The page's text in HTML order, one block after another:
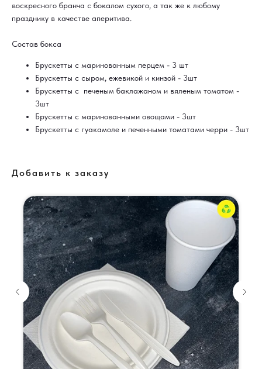
воскресного бранча с бокалом сухого, а так же к любому
празднику в качестве аперитива.
Состав бокса
Брускетты с маринованным перцем - 3 шт
Брускетты с сыром, ежевикой и кинзой - 3шт
Брускетты с печеным баклажаном и вяленым томатом -
3шт
Брускетты с маринованными овощами - 3шт
Брускетты с гуакамоле и печенными томатами черри - 3шт
Добавить к заказу